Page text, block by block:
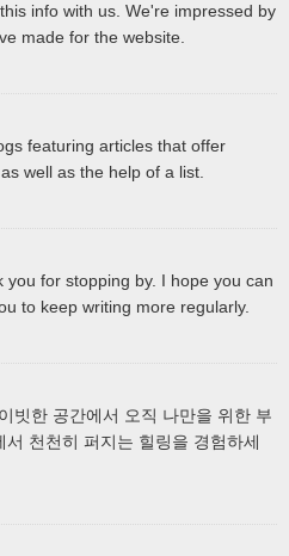
info with us. We're impressed by
made for the website.
featuring articles that offer
well as the help of a list.
for stopping by. I hope you can
to keep writing more regularly.
빗한 공간에서 오직 나만을 위한 부
천천히 퍼지는 힐링을 경험하세